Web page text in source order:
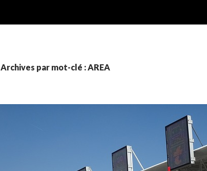
Archives par mot-clé : AREA